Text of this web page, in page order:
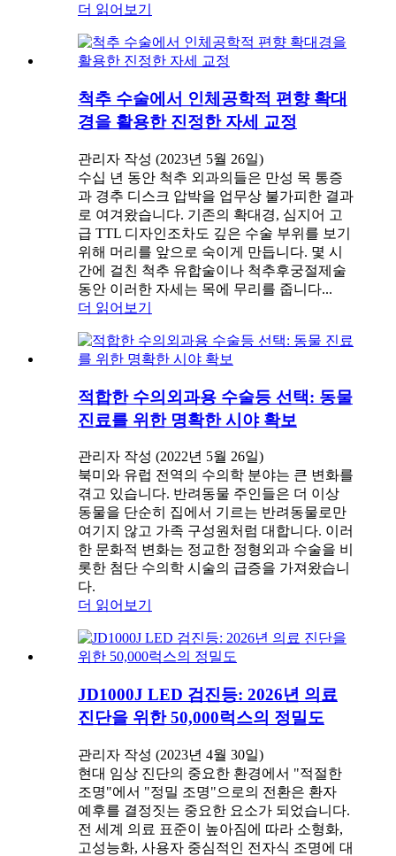
더 읽어보기
척추 수술에서 인체공학적 편향 확대
경을 활용한 진정한 자세 교정
관리자 작성 (2023년 5월 26일)
수십 년 동안 척추 외과의들은 만성 목 통증
과 경추 디스크 압박을 업무상 불가피한 결과
로 여겨왔습니다. 기존의 확대경, 심지어 고
급 TTL 디자인조차도 깊은 수술 부위를 보기
위해 머리를 앞으로 숙이게 만듭니다. 몇 시
간에 걸친 척추 유합술이나 척추후궁절제술
동안 이러한 자세는 목에 무리를 줍니다...
더 읽어보기
적합한 수의외과용 수술등 선택: 동물
진료를 위한 명확한 시야 확보
관리자 작성 (2022년 5월 26일)
북미와 유럽 전역의 수의학 분야는 큰 변화를
겪고 있습니다. 반려동물 주인들은 더 이상
동물을 단순히 집에서 기르는 반려동물로만
여기지 않고 가족 구성원처럼 대합니다. 이러
한 문화적 변화는 정교한 정형외과 수술을 비
롯한 첨단 수의학 시술의 급증을 가져왔습니
다.
더 읽어보기
JD1000J LED 검진등: 2026년 의료
진단을 위한 50,000럭스의 정밀도
관리자 작성 (2023년 4월 30일)
현대 임상 진단의 중요한 환경에서 "적절한
조명"에서 "정밀 조명"으로의 전환은 환자
예후를 결정짓는 중요한 요소가 되었습니다.
전 세계 의료 표준이 높아짐에 따라 소형화,
고성능화, 사용자 중심적인 전자식 조명에 대